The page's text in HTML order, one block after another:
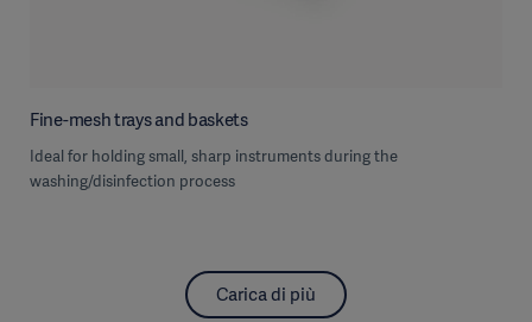
Fine-mesh trays and baskets
Ideal for holding small, sharp instruments during the
washing/disinfection process
Carica di più